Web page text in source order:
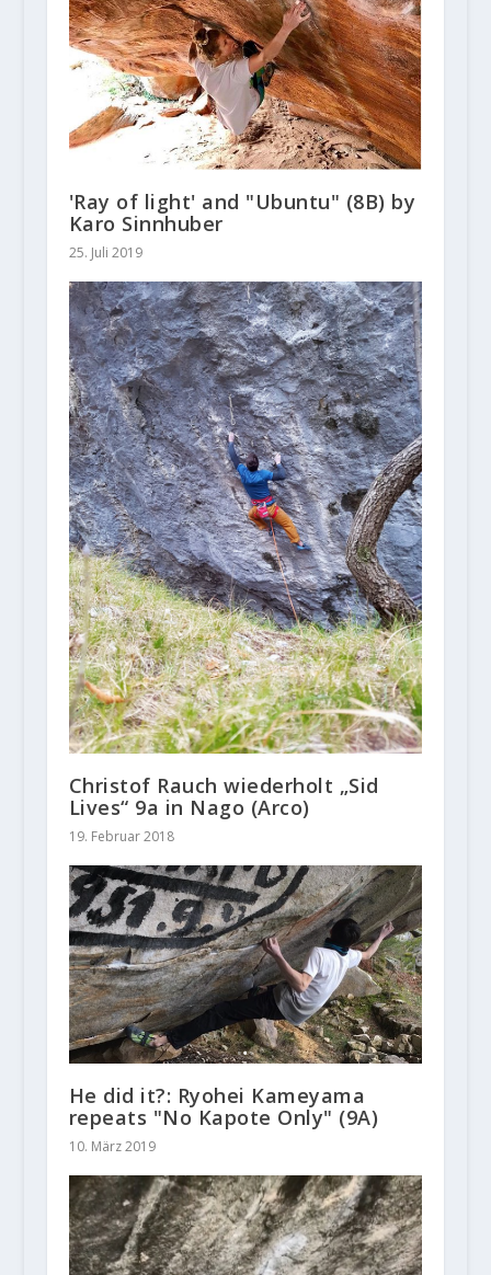
'Ray of light' and "Ubuntu" (8B) by
Karo Sinnhuber
25. Juli 2019
Christof Rauch wiederholt „Sid
Lives“ 9a in Nago (Arco)
19. Februar 2018
He did it?: Ryohei Kameyama
repeats "No Kapote Only" (9A)
10. März 2019